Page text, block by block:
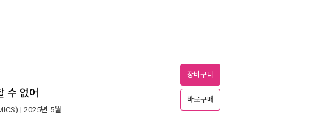
수 없어
| 2025년 5월
장바구니
바로구매